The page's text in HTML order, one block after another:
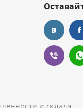
и склада